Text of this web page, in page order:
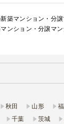
築マンション・分
ンション・分譲マ
秋田 山形
千葉 茨城